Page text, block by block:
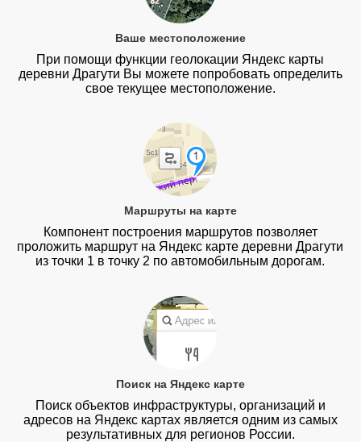
Ваше местоположение
При помощи функции геолокации Яндекс карты
деревни Драгути Вы можете попробовать определить
свое текущее местоположение.
Маршруты на карте
Компонент построения маршрутов позволяет
проложить маршрут на Яндекс карте деревни Драгути
из точки 1 в точку 2 по автомобильным дорогам.
Поиск на Яндекс карте
Поиск объектов инфраструктуры, организаций и
адресов на Яндекс картах является одним из самых
результативных для регионов России.